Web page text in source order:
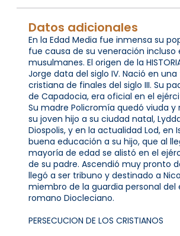
Datos adicionales
En la Edad Media fue inmensa su
fue causa de su veneración incluso
musulmanes. El origen de la
Jorge data del siglo IV. Nació en
cristiana de finales del siglo III. Su
de Capadocia, era oficial en el
Su madre Policromía quedó viuda y
su joven hijo a su ciudad natal,
Diospolis, y en la actualidad Lod, en
buena educación a su hijo, que al
mayoría de edad se alistó en el
de su padre. Ascendió muy pronto
llegó a ser tribuno y destinado a
miembro de la guardia personal del
romano Diocleciano.
PERSECUCION DE LOS CRISTIANOS